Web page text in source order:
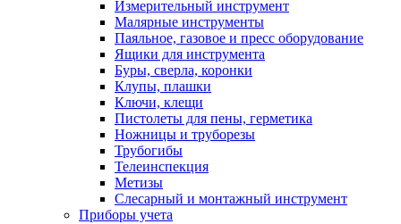
Измерительный инструмент
Малярные инструменты
Паяльное, газовое и пресс оборудование
Ящики для инструмента
Буры, сверла, коронки
Клупы, плашки
Ключи, клещи
Пистолеты для пены, герметика
Ножницы и труборезы
Трубогибы
Телеинспекция
Метизы
Слесарный и монтажный инструмент
Приборы учета